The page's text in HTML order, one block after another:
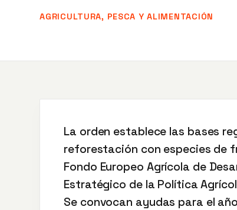
AGRICULTURA, PESCA Y ALIMENTACIÓN
La orden establece las bases
reforestación con especies de
Fondo Europeo Agrícola de
Estratégico de la Política
Se convocan ayudas para el